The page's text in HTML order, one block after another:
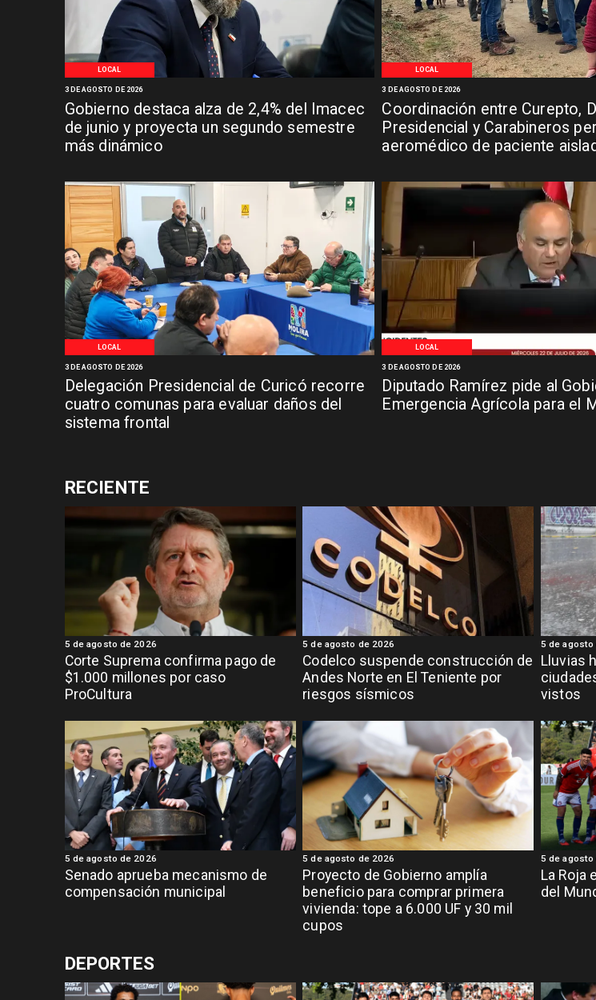
LOCAL
Gobierno destaca alza de 2,4% del Imacec
de junio y proyecta un segundo semestre
más dinámico
3 DE AGOSTO DE 2026
LOCAL
Coordinación entre Curepto,
Presidencial y Carabineros
aeromédico de paciente
3 DE AGOSTO DE 2026
LOCAL
Delegación Presidencial de Curicó recorre
cuatro comunas para evaluar daños del
sistema frontal
3 DE AGOSTO DE 2026
LOCAL
Diputado Ramírez pide al
Emergencia Agrícola para el
3 DE AGOSTO DE 2026
RECIENTE
Corte Suprema confirma pago de
$1.000 millones por caso
ProCultura
5 de agosto de 2026
Codelco suspende construcción de
Andes Norte en El Teniente por
riesgos sísmicos
5 de agosto de 2026
Lluvias
vistos
5 de agosto
Senado aprueba mecanismo de
compensación municipal
5 de agosto de 2026
Proyecto de Gobierno amplía
beneficio para comprar primera
vivienda: tope a 6.000 UF y 30 mil
cupos
5 de agosto de 2026
La Roja
del
5 de agosto
DEPORTES